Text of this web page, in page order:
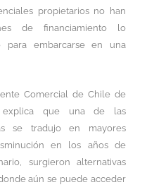
propietarios no han
de financiamiento lo
para embarcarse en una
Comercial de Chile de
explica que una de las
se tradujo en mayores
en los años de
surgieron alternativas
aún se puede acceder